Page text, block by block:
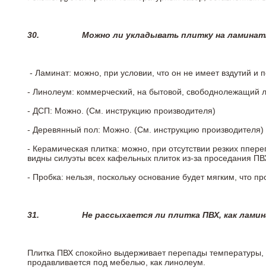
30. Можно ли укладывать плитку на
- Ламинат: можно, при условии, что он не имеет вздутий
- Линолеум: коммерческий, на бытовой, свободнолежащий
- ДСП: Можно. (См. инструкцию производителя)
- Деревянный пол: Можно. (См. инструкцию производителя)
- Керамическая плитка: можно, при отсутствии резких
видны силуэты всех кафельных плиток из-за проседания
- Пробка: нельзя, поскольку основание будет мягким, что
31. Не рассыхается ли плитка ПВХ, как
Плитка ПВХ спокойно выдерживает перепады температуры,
продавливается под мебелью, как линолеум.